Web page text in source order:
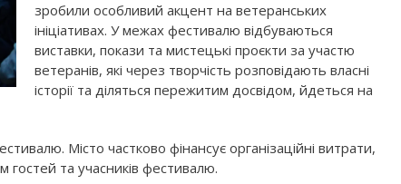
зробили особливий акцент на ветеранських
ініціативах. У межах фестивалю відбуваються
виставки, покази та мистецькі проєкти за участю
ветеранів, які через творчість розповідають власні
історії та діляться пережитим досвідом, йдеться на
Місто частково фінансує організаційні витрати,
та учасників фестивалю.